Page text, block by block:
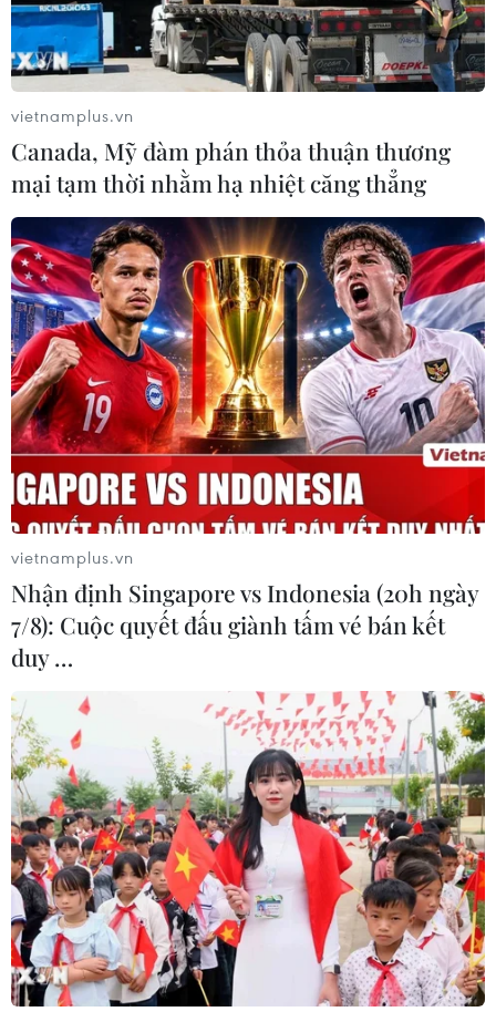
Thương mại Việt Nam-Australia
hướng tới những động lực tăng
trưởng mới
08/08/2026 03:29
Nghệ An: OCOP đã có thương hiệu,
vì sao nông sản vẫn lo đầu ra?
08/08/2026 03:28
Quảng Trị quyết tâm bàn giao sớm
mặt bằng Dự án Nhà máy điện gió
LIG-Hướng Hóa 1
08/08/2026 02:33
Áp dụng "luồng xanh" cho nhà đầu
tư dự án hạ tầng công nghiệp phía
Đông Đắk Lắk
08/08/2026 01:45
Quốc hội thảo luận dự án Luật Dầu
khí (sửa đổi), bảo đảm an ninh năng
lượng
08/08/2026 01:33
Việt Nam cần theo dõi chặt chẽ các
biện pháp phòng vệ thương mại tại
Canada
08/08/2026 00:39
Libya tiến gần hơn tới mục tiêu khai
vietnamplus.vn
Canada, Mỹ đàm phán thỏa thuận thương
mại tạm thời nhằm hạ nhiệt căng thẳng
vietnamplus.vn
Nhận định Singapore vs Indonesia (20h ngày
7/8): Cuộc quyết đấu giành tấm vé bán kết
duy …